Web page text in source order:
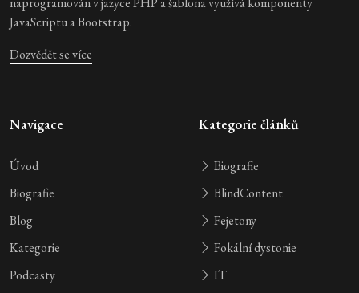
JavaScriptu a Bootstrap.
Dozvědět se více
Navigace
Úvod
Biografie
Blog
Kategorie
Podcasty
Kategorie článků
Biografie
BlindContent
Fejetony
Fokální dystonie
IT